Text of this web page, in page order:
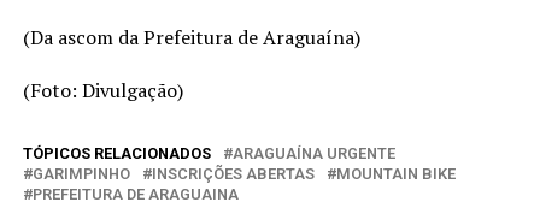
(Da ascom da Prefeitura de Araguaína)
(Foto: Divulgação)
TÓPICOS RELACIONADOS
ARAGUAÍNA URGENTE
GARIMPINHO
INSCRIÇÕES ABERTAS
MOUNTAIN BIKE
PREFEITURA DE ARAGUAINA